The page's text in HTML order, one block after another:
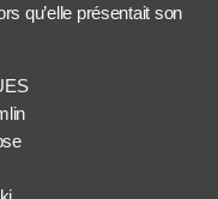
qu’elle présentait son